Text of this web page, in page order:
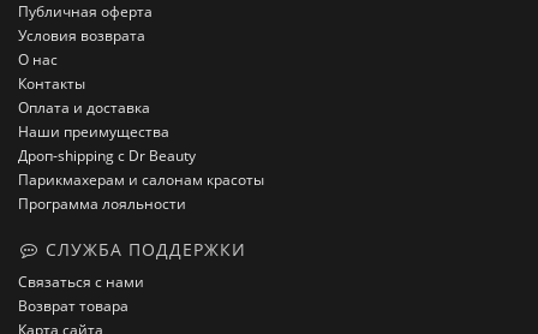
Публичная оферта
Условия возврата
О нас
Контакты
Оплата и доставка
Наши преимущества
Дроп-shipping с Dr Beauty
Парикмахерам и салонам красоты
Программа лояльности
СЛУЖБА ПОДДЕРЖКИ
Связаться с нами
Возврат товара
Карта сайта